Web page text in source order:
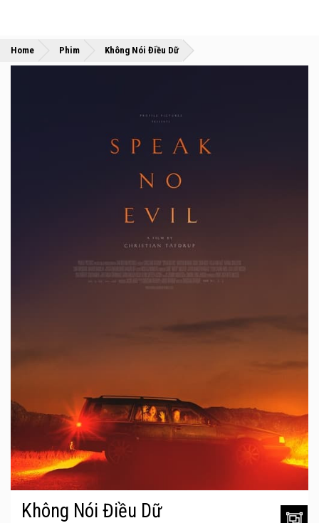
Home »
Phim »
Không Nói Điều Dữ
Không Nói Điều Dữ